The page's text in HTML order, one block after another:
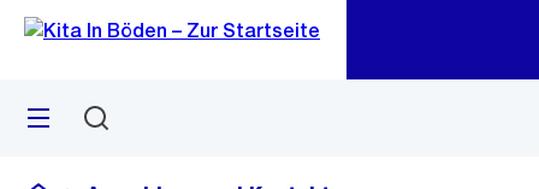
Navigation
Sprunglink
Menü